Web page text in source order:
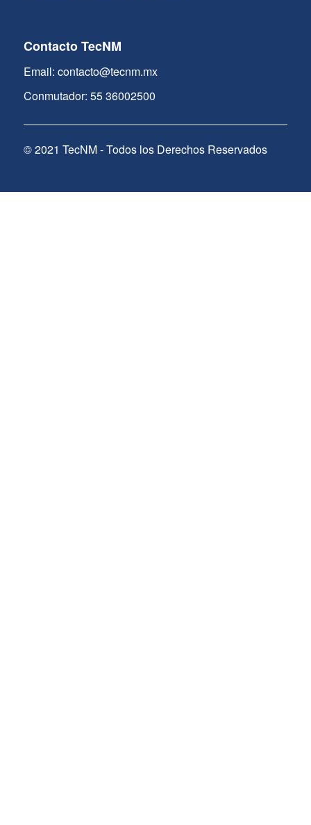
Contacto TecNM
Email: contacto@tecnm.mx
Conmutador: 55 36002500
© 2021 TecNM - Todos los Derechos Reservados